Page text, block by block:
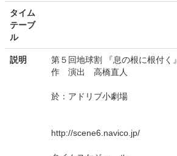
タイム
テーブ
ル
説明
第５回地球割 『息の根に根付く』
作 演出 高橋直人
於：アドリブ小劇場
http://scene6.navico.jp/